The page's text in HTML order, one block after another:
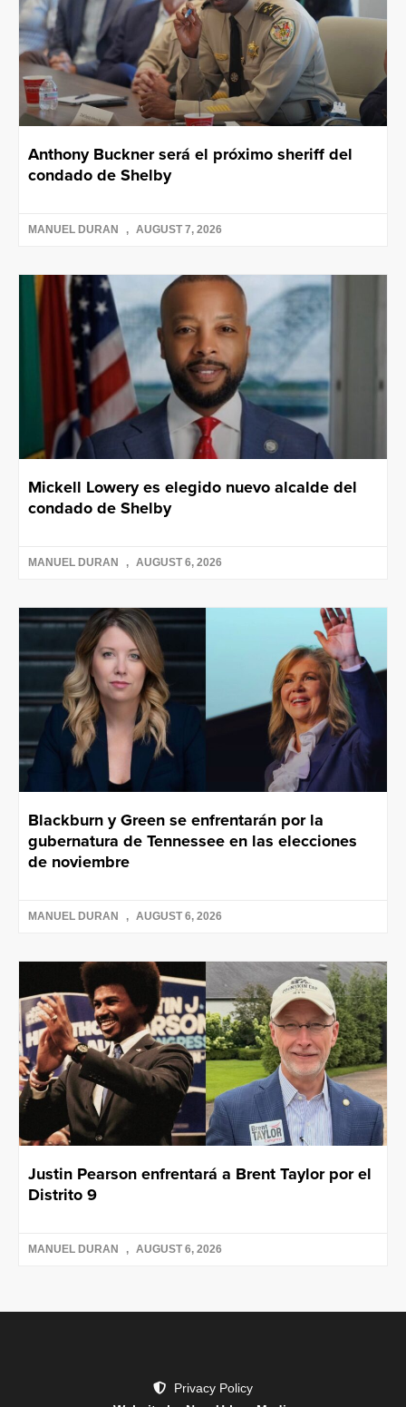
Anthony Buckner será el próximo sheriff del
condado de Shelby
MANUEL DURAN AUGUST 7, 2026
Mickell Lowery es elegido nuevo alcalde del
condado de Shelby
MANUEL DURAN AUGUST 6, 2026
Blackburn y Green se enfrentarán por la
gubernatura de Tennessee en las elecciones
de noviembre
MANUEL DURAN AUGUST 6, 2026
Justin Pearson enfrentará a Brent Taylor por el
Distrito 9
MANUEL DURAN AUGUST 6, 2026
Privacy Policy